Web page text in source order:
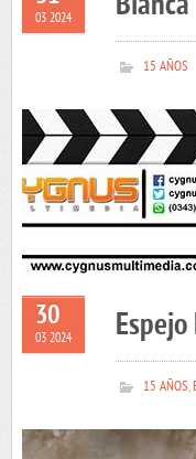
03 2024
15 AÑOS
30
03 2024
15 AÑOS,